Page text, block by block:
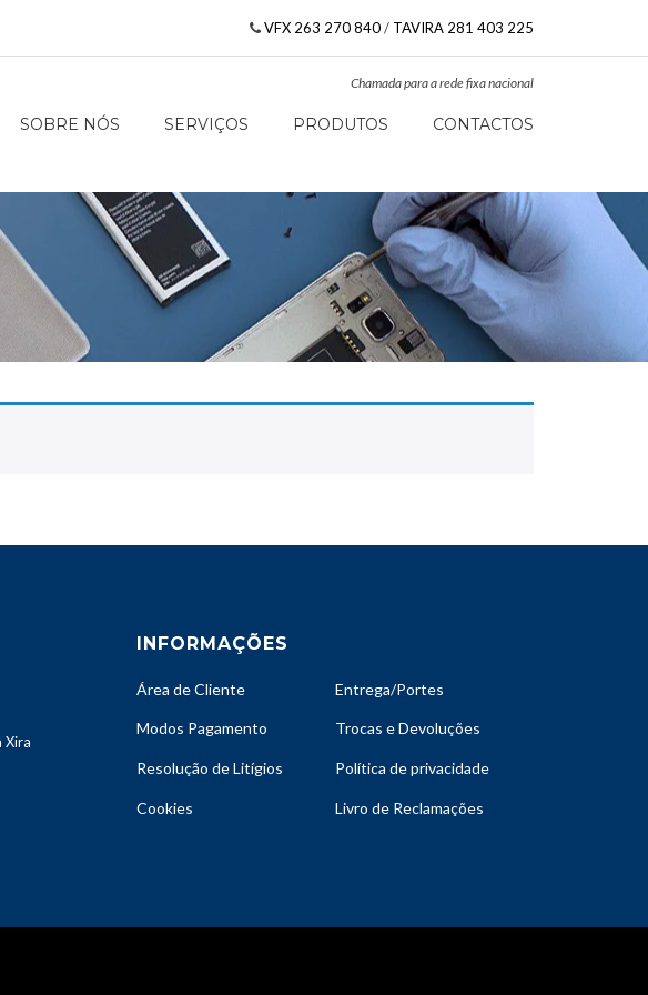
VFX 263 270 840/ TAVIRA 281 403 225
Chamada para a rede fixa nacional
SOBRE NÓS SERVIÇOS PRODUTOS CONTACTOS
Xira
INFORMAÇÕES
Área de Cliente Entrega/Portes
Modos Pagamento Trocas e Devoluções
Resolução de Litígios Política de privacidade
Cookies Livro de Reclamações